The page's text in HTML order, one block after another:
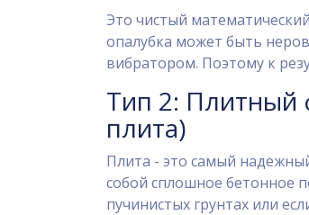
Это чистый
опалубка может быть
вибратором. Поэтому к
Тип 2: Плитный
плита)
Плита - это самый
собой сплошное бетонное
пучинистых грунтах или